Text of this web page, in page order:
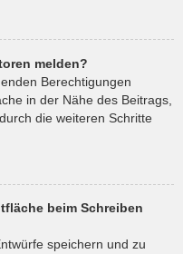
melden?
Berechtigungen
in der Nähe des Beitrags,
die weiteren Schritte
beim Schreiben
speichern und zu